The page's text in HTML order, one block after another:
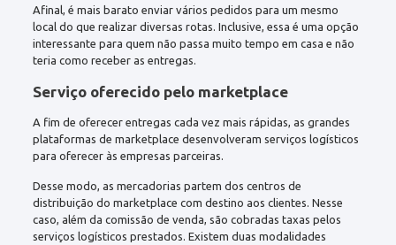
Afinal, é mais barato enviar vários pedidos para um mesmo
local do que realizar diversas rotas. Inclusive, essa é uma opção
interessante para quem não passa muito tempo em casa e não
teria como receber as entregas.
Serviço oferecido pelo marketplace
A fim de oferecer entregas cada vez mais rápidas, as grandes
plataformas de marketplace desenvolveram serviços logísticos
para oferecer às empresas parceiras.
Desse modo, as mercadorias partem dos centros de
distribuição do marketplace com destino aos clientes. Nesse
caso, além da comissão de venda, são cobradas taxas pelos
serviços logísticos prestados. Existem duas modalidades